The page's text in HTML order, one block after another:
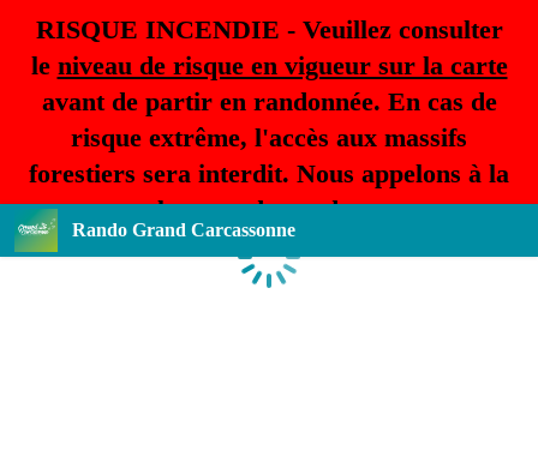
RISQUE INCENDIE - Veuillez consulter
le niveau de risque en vigueur sur la carte
avant de partir en randonnée. En cas de
risque extrême, l'accès aux massifs
forestiers sera interdit. Nous appelons à la
plus grande prudence.
Rando Grand Carcassonne
Loading